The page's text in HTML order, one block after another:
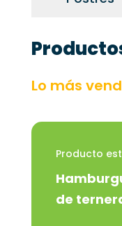
Lo más
Producto
de